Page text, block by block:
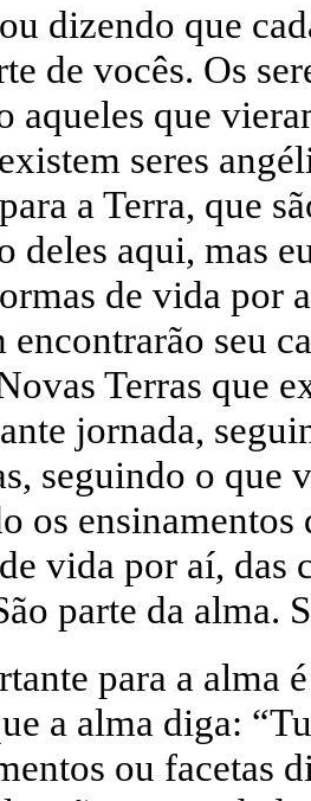
dizendo que
de vocês. Os
aqueles que
seres
a Terra, que
deles aqui, mas
de vida por
encontrarão seu
Terras que
jornada,
seguindo o que
os
vida por aí, das
parte da alma.
para a alma
a alma diga:
ou facetas